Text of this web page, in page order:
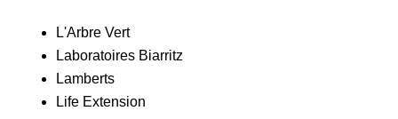
L'Arbre Vert
Laboratoires Biarritz
Lamberts
Life Extension